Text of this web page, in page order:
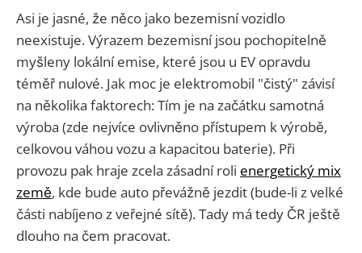
Asi je jasné, že něco jako bezemisní vozidlo
neexistuje. Výrazem bezemisní jsou pochopitelně
myšleny lokální emise, které jsou u EV opravdu
téměř nulové. Jak moc je elektromobil "čistý" závisí
na několika faktorech: Tím je na začátku samotná
výroba (zde nejvíce ovlivněno přístupem k výrobě,
celkovou váhou vozu a kapacitou baterie). Při
provozu pak hraje zcela zásadní roli energetický mix
země, kde bude auto převážně jezdit (bude-li z velké
části nabíjeno z veřejné sítě). Tady má tedy ČR ještě
dlouho na čem pracovat.